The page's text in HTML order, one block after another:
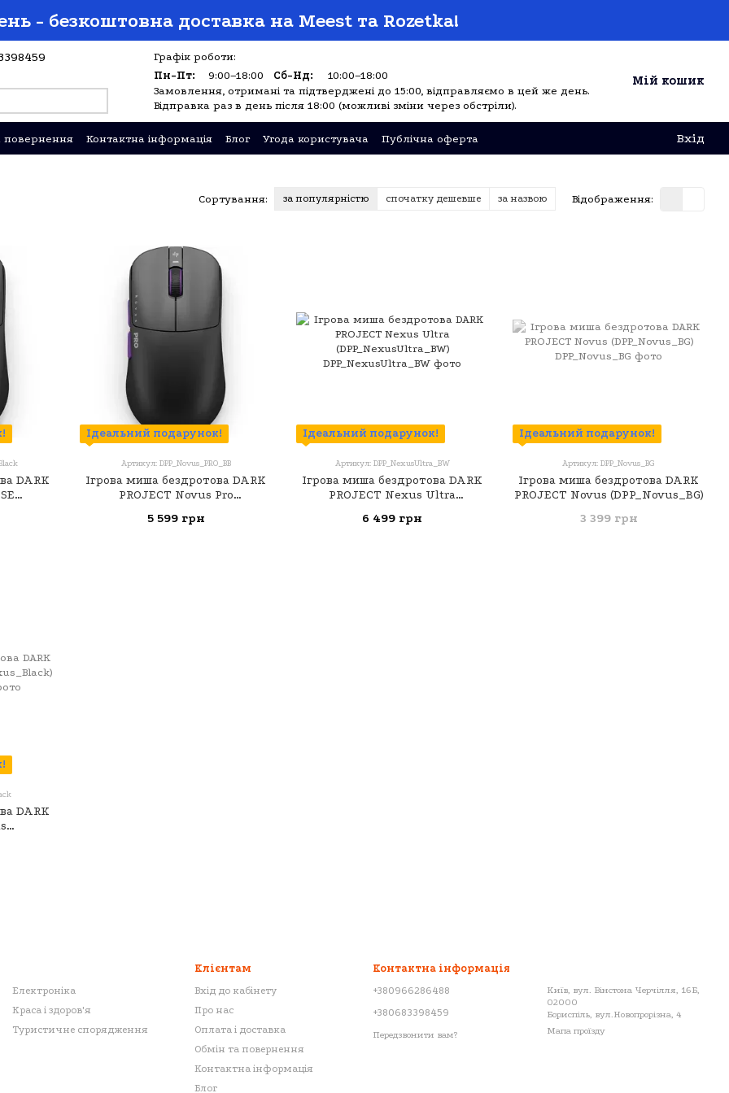
- безкоштовна доставка на Meest та Rozetka!
Графік роботи:
Пн-Пт:
9:00–18:00 Сб-Нд:
10:00–18:00
Замовлення, отримані та підтверджені до 15:00, відправляємо в цей же день.
Відправка раз в день після 18:00 (можливі зміни через обстріли).
Мій кошик
повернення Контактна інформація Блог Угода користувача
Публічна оферта
Вхід
Сортування: за популярністю спочатку дешевше за назвою Відображення:
DARK
Ідеальний подарунок!
Артикул: DPP_Novus_PRO_BB
Ігрова миша бездротова DARK
PROJECT Novus Pro
5 599 грн
Ідеальний подарунок!
Артикул: DPP_NexusUltra_BW
Ігрова миша бездротова DARK
PROJECT Nexus Ultra
6 499 грн
Ідеальний подарунок!
Артикул: DPP_Novus_BG
Ігрова миша бездротова DARK
PROJECT Novus (DPP_Novus_BG)
3 399 грн
DARK
Електроніка
Краса і здоров'я
Туристичне спорядження
Клієнтам
Вхід до кабінету
Про нас
Оплата і доставка
Обмін та повернення
Контактна інформація
Блог
Контактна інформація
+380966286488
+380683398459
Передзвонити вам?
Київ, вул. Вінстона Черчілля, 16Б,
02000
Бориспіль, вул.Новопрорізна, 4
Мапа проїзду